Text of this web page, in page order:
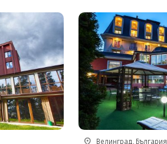
на
Велинград, България